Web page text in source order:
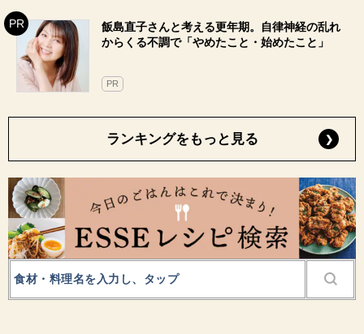
飯島直子さんと考える更年期。自律神経の乱れ
からくる不調で「やめたこと・始めたこと」
PR
ランキングをもっと見る